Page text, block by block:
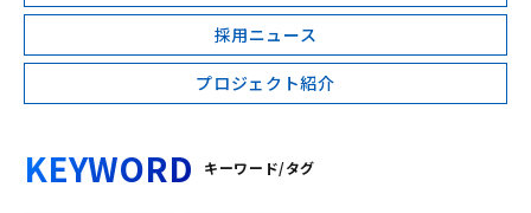
採用ニュース
プロジェクト紹介
KEYWORD キーワード/タグ